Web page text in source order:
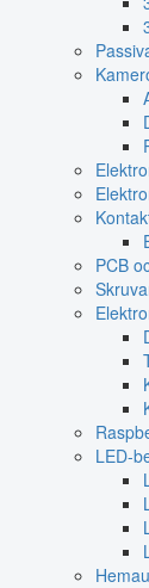
PCB
LED-